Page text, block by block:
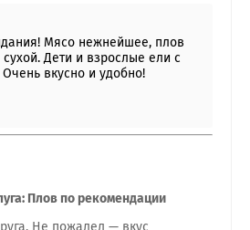
Мясо нежнейшее, плов
Дети и взрослые ели с
вкусно и удобно!
Плов по рекомендации
Не пожалел — вкус